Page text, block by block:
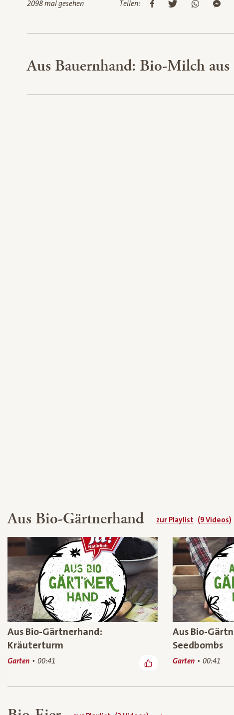
2098 mal gesehen Teilen:
Aus Bauernhand: Bio-Milch aus
Aus Bio-Gärtnerhand zur Playlist (9 Videos)
Aus Bio-Gärtnerhand:
Kräuterturm
Garten 00:41
Aus Bio-
Seedbombs
Garten 00:41